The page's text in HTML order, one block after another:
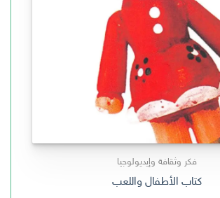
فكر وثقافة وإيديولوجيا
كتاب الأطفال واللعب